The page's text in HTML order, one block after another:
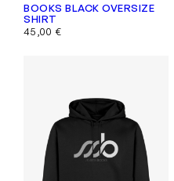
BOOKS BLACK OVERSIZE
SHIRT
45,00 €